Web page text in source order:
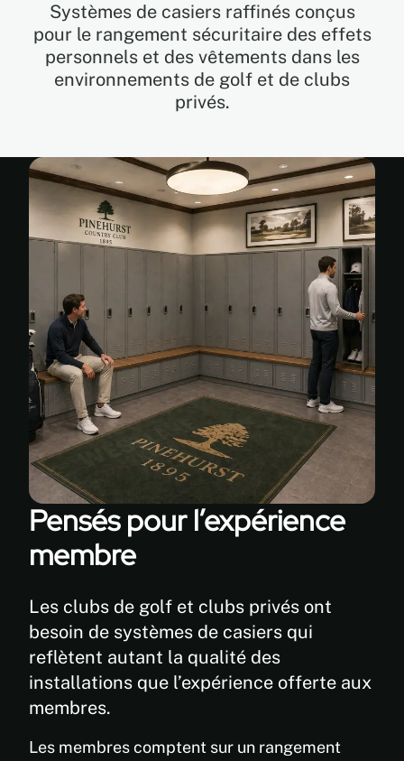
Systèmes de casiers raffinés conçus
pour le rangement sécuritaire des effets
personnels et des vêtements dans les
environnements de golf et de clubs
privés.
Pensés pour l’expérience
membre
Les clubs de golf et clubs privés ont
besoin de systèmes de casiers qui
reflètent autant la qualité des
installations que l’expérience offerte aux
membres.
Les membres comptent sur un rangement